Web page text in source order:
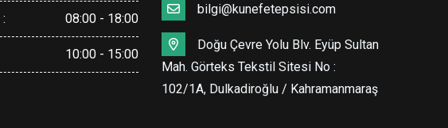
08:00 - 18:00
10:00 - 15:00
bilgi@kunefetepsisi.com
Doğu Çevre Yolu Blv. Eyüp Sultan
Mah. Görteks Tekstil Sitesi No :
102/1A, Dulkadiroğlu / Kahramanmaraş